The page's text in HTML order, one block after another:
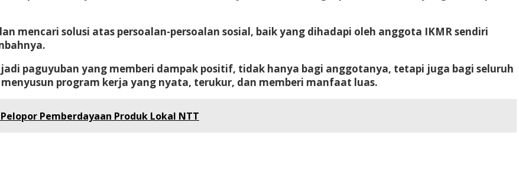
mencari solusi atas persoalan-persoalan sosial, baik yang dihadapi oleh anggota IKMR sendiri
paguyuban yang memberi dampak positif, tidak hanya bagi anggotanya, tetapi juga bagi seluruh
program kerja yang nyata, terukur, dan memberi manfaat luas.
Pemberdayaan Produk Lokal NTT